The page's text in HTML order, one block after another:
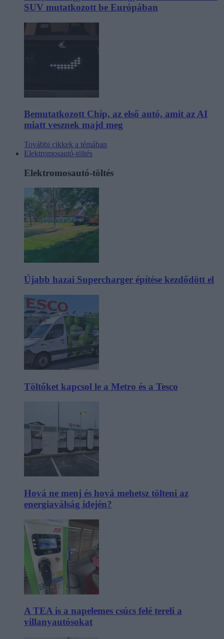
SUV mutatkozott be Európában
Bemutatkozott Chip, az első autó, amit az AI
miatt vesznek majd meg
További cikkek a témában
Elektromosautó-töltés
Elektromosautó-töltés
Újabb hazai Supercharger építése kezdődött el
Töltőket kapcsol le a Metro és a Tesco
Hová ne menj és hová mehetsz tölteni az
energiaválság idején?
A TEA is a napelemes csúcs felé tereli a
villanyautósokat